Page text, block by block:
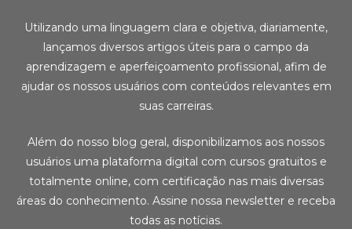
Utilizando uma linguagem clara e objetiva, diariamente,
lançamos diversos artigos úteis para o campo da
aprendizagem e aperfeiçoamento profissional, afim de
ajudar os nossos usuários com conteúdos relevantes em
suas carreiras.
Além do nosso blog geral, disponibilizamos aos nossos
usuários uma plataforma digital com cursos gratuitos e
totalmente online, com certificação nas mais diversas
áreas do conhecimento. Assine nossa newsletter e receba
todas as notícias.